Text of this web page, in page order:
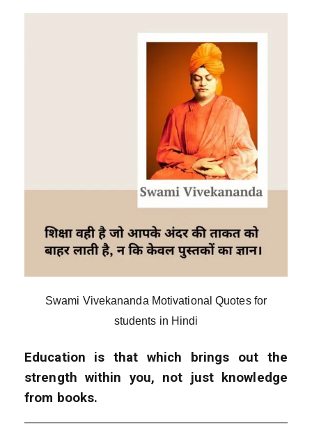
Swami Vivekananda Motivational Quotes for
students in Hindi
Education is that which brings out the
strength within you, not just knowledge
from books.